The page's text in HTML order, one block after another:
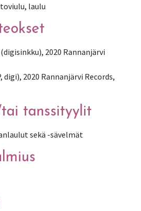
laulu
2020 Rannanjärvi
2020 Rannanjärvi Records,
tanssityylit
sekä -sävelmät